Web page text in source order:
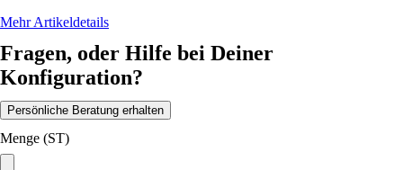
Mehr Artikeldetails
Fragen, oder Hilfe bei Deiner
Konfiguration?
Persönliche Beratung erhalten
Menge (ST)